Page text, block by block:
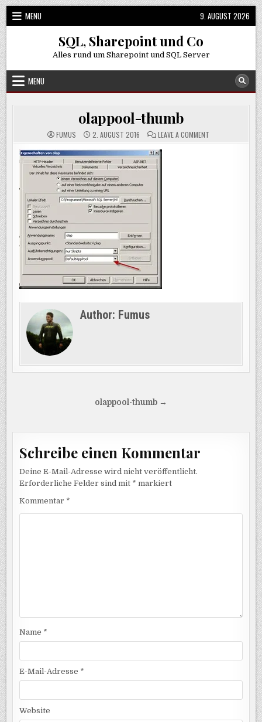
Skip
to
content
MENU 9. AUGUST 2026
SQL, Sharepoint und Co
Alles rund um Sharepoint und SQL Server
MENU
olappool-thumb
FUMUS 2. AUGUST 2016 LEAVE A COMMENTON
Author: Fumus
Beitragsnavigation
olappool-thumb →
Schreibe einen Kommentar
Deine E-Mail-Adresse wird nicht veröffentlicht.
Erforderliche Felder sind mit * markiert
Kommentar *
Name *
E-Mail-Adresse *
Website